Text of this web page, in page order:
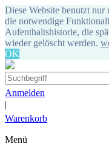
Diese Website benutzt nur
die notwendige
Aufenthaltshistorie, die
wieder gelöscht werden.
OK
Anmelden
|
Warenkorb
Menü